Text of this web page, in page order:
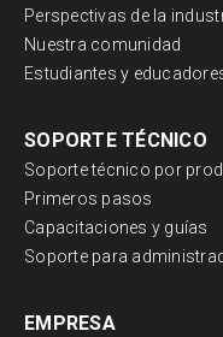
Perspectivas de la
Nuestra comunidad
Estudiantes y
SOPORTE TÉCNICO
Soporte técnico por
Primeros pasos
Capacitaciones y guías
Soporte para
EMPRESA